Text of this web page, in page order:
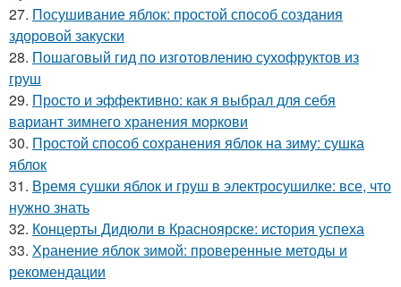
27. Посушивание яблок: простой способ создания
здоровой закуски
28. Пошаговый гид по изготовлению сухофруктов из
груш
29. Просто и эффективно: как я выбрал для себя
вариант зимнего хранения моркови
30. Простой способ сохранения яблок на зиму: сушка
яблок
31. Время сушки яблок и груш в электросушилке: все, что
нужно знать
32. Концерты Дидюли в Красноярске: история успеха
33. Хранение яблок зимой: проверенные методы и
рекомендации